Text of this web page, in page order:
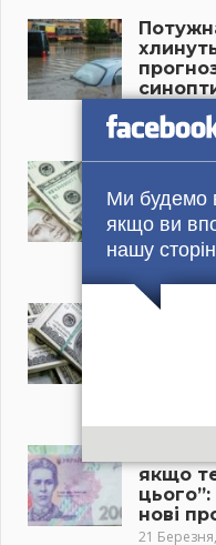
Ми будемо
якщо ви
нашу
22 Березня,
тепер
бігти в
руху,
якщо
цього”:
нові
21